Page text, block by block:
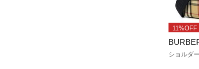
11%OFF
ショルダ